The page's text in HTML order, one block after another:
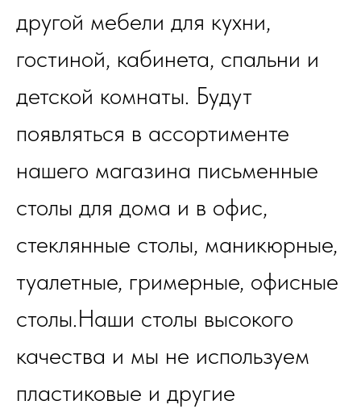
другой мебели для кухни,
гостиной, кабинета, спальни и
детской комнаты. Будут
появляться в ассортименте
нашего магазина письменные
столы для дома и в офис,
стеклянные столы, маникюрные,
туалетные, гримерные, офисные
столы.Наши столы высокого
качества и мы не используем
пластиковые и другие